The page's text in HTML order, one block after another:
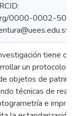
0000-0002-
tiene
un protocolo
objetos de
técnicas de
e